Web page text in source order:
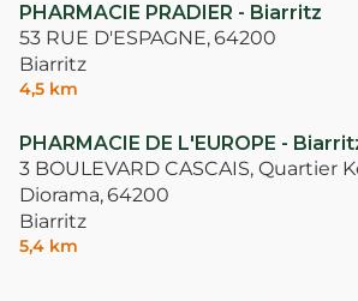
PHARMACIE PRADIER - Biarritz
53 RUE D'ESPAGNE,64200
Biarritz
4,5 km
PHARMACIE DE L'EUROPE -
3 BOULEVARD CASCAIS, Quartier
Diorama,64200
Biarritz
5,4 km